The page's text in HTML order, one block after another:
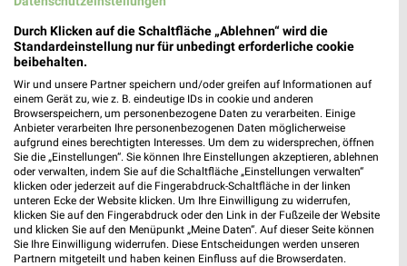
Jetzt alle "Angebote ab Donnerstag" Themen entdecken!
MEHR PROSPEKTE
Durch Klicken auf die Schaltfläche „Ablehnen“ wird die
Standardeinstellung nur für unbedingt erforderliche cookie
beibehalten.
Wir und unsere Partner speichern und/oder greifen auf Informationen auf
einem Gerät zu, wie z. B. eindeutige IDs in cookie und anderen
Browserspeichern, um personenbezogene Daten zu verarbeiten. Einige
Anbieter verarbeiten Ihre personenbezogenen Daten möglicherweise
aufgrund eines berechtigten Interesses. Um dem zu widersprechen, öffnen
Sie die „Einstellungen“. Sie können Ihre Einstellungen akzeptieren, ablehnen
oder verwalten, indem Sie auf die Schaltfläche „Einstellungen verwalten“
klicken oder jederzeit auf die Fingerabdruck-Schaltfläche in der linken
unteren Ecke der Website klicken. Um Ihre Einwilligung zu widerrufen,
klicken Sie auf den Fingerabdruck oder den Link in der Fußzeile der Website
und klicken Sie auf den Menüpunkt „Meine Daten“. Auf dieser Seite können
Sie Ihre Einwilligung widerrufen. Diese Entscheidungen werden unseren
Partnern mitgeteilt und haben keinen Einfluss auf die Browserdaten.